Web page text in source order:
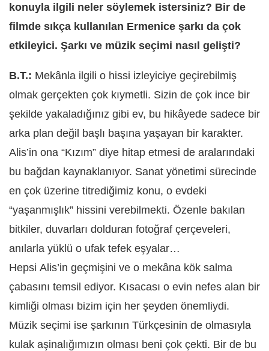
konuyla ilgili neler söylemek istersiniz? Bir de
filmde sıkça kullanılan Ermenice şarkı da çok
etkileyici. Şarkı ve müzik seçimi nasıl gelişti?
B.T.: Mekânla ilgili o hissi izleyiciye geçirebilmiş
olmak gerçekten çok kıymetli. Sizin de çok ince bir
şekilde yakaladığınız gibi ev, bu hikâyede sadece bir
arka plan değil başlı başına yaşayan bir karakter.
Alis’in ona “Kızım” diye hitap etmesi de aralarındaki
bu bağdan kaynaklanıyor. Sanat yönetimi sürecinde
en çok üzerine titrediğimiz konu, o evdeki
“yaşanmışlık” hissini verebilmekti. Özenle bakılan
bitkiler, duvarları dolduran fotoğraf çerçeveleri,
anılarla yüklü o ufak tefek eşyalar…
Hepsi Alis’in geçmişini ve o mekâna kök salma
çabasını temsil ediyor. Kısacası o evin nefes alan bir
kimliği olması bizim için her şeyden önemliydi.
Müzik seçimi ise şarkının Türkçesinin de olmasıyla
kulak aşinalığımızın olması beni çok çekti. Bir de bu